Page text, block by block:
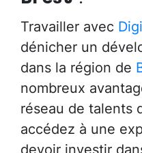
Travailler avec
dénicher un
dans la région de
nombreux
réseau de talents
accédez à une
devoir investir